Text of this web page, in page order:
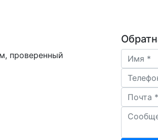
проверенный
Имя
Телефон
Почта